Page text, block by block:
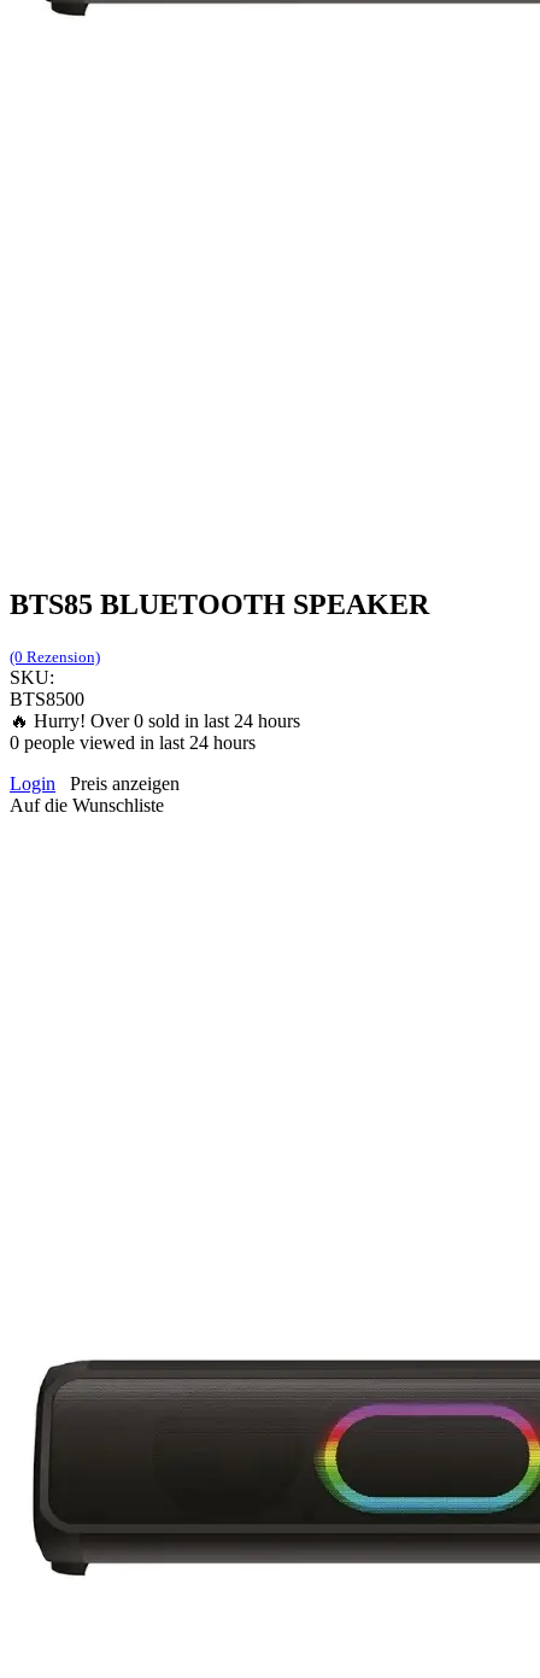
BTS85 BLUETOOTH SPEAKER
(0 Rezension)
SKU:
BTS8500
🔥 Hurry! Over0 sold in last 24 hours
0 people viewed in last 24 hours
Login
Preis anzeigen
Auf die Wunschliste